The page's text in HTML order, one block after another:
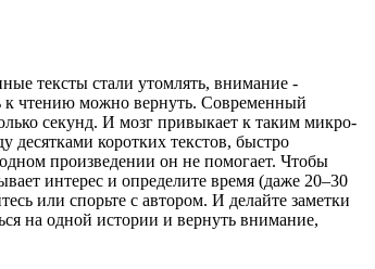
тексты стали утомлять, внимание -
к чтению можно вернуть. Современный
секунд. И мозг привыкает к таким микро-
коротких текстов, быстро
произведении он не помогает. Чтобы
интерес и определите время (даже 20–30
или спорьте с автором. И делайте заметки
на одной истории и вернуть внимание,